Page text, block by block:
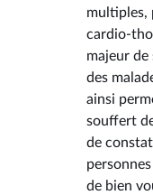
multiples,
cardio-
majeur
des
ainsi
souffert
de
de bien